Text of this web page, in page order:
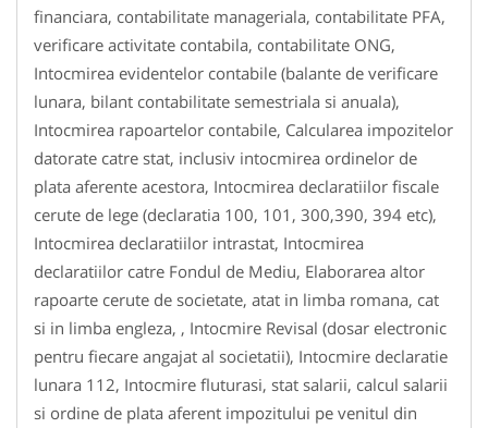
financiara, contabilitate manageriala, contabilitate PFA,
verificare activitate contabila, contabilitate ONG,
Intocmirea evidentelor contabile (balante de verificare
lunara, bilant contabilitate semestriala si anuala),
Intocmirea rapoartelor contabile, Calcularea impozitelor
datorate catre stat, inclusiv intocmirea ordinelor de
plata aferente acestora, Intocmirea declaratiilor fiscale
cerute de lege (declaratia 100, 101, 300,390, 394 etc),
Intocmirea declaratiilor intrastat, Intocmirea
declaratiilor catre Fondul de Mediu, Elaborarea altor
rapoarte cerute de societate, atat in limba romana, cat
si in limba engleza, , Intocmire Revisal (dosar electronic
pentru fiecare angajat al societatii), Intocmire declaratie
lunara 112, Intocmire fluturasi, stat salarii, calcul salarii
si ordine de plata aferent impozitului pe venitul din